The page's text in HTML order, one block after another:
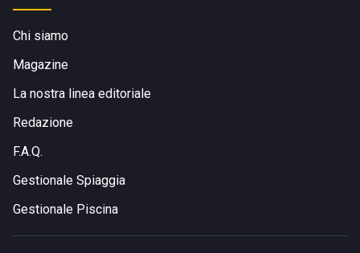
Chi siamo
Magazine
La nostra linea editoriale
Redazione
F.A.Q.
Gestionale Spiaggia
Gestionale Piscina